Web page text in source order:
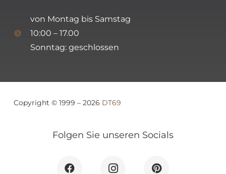
von Montag bis Samstag
10:00 – 17.00
Sonntag: geschlossen
Copyright © 1999 – 2026 DT69
Folgen Sie unseren Socials